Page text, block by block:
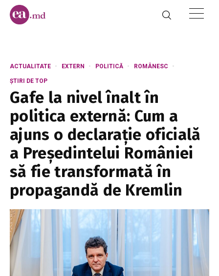
ACTUALITATE EXTERN POLITICĂ ROMÂNESC
ȘTIRI DE TOP
Gafe la nivel înalt în
politica externă: Cum a
ajuns o declarație oficială
a Președintelui României
să fie transformată în
propagandă de Kremlin